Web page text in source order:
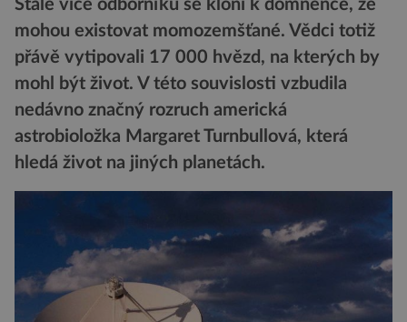
Stále více odborníků se kloní k domněnce, že
mohou existovat momozemšťané. Vědci totiž
přávě vytipovali 17 000 hvězd, na kterých by
mohl být život. V této souvislosti vzbudila
nedávno značný rozruch americká
astrobioložka Margaret Turnbullová, která
hledá život na jiných planetách.